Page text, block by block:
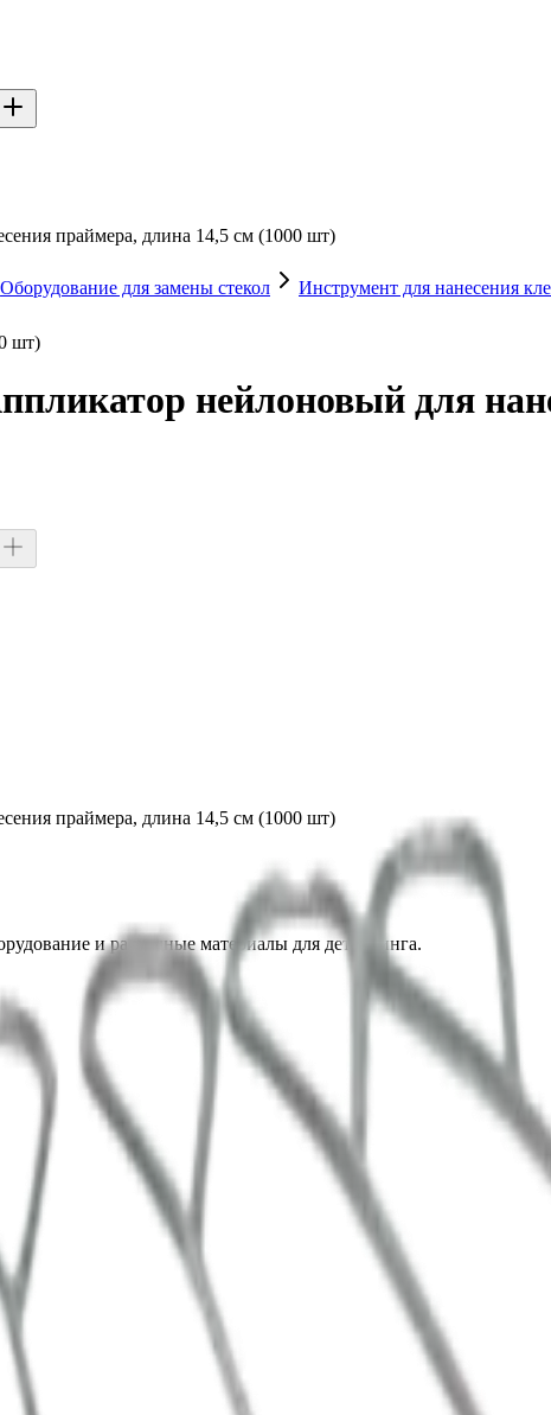
праймера, длина 14,5 см (1000 шт)
Оборудование для замены стекол Инструмент для нанесения
шт)
нейлоновый для
праймера, длина 14,5 см (1000 шт)
и расходные материалы для детейлинга.